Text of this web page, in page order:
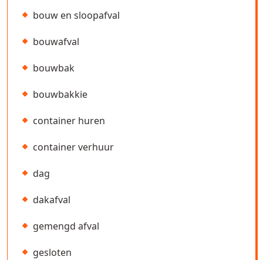
bouw en sloopafval
bouwafval
bouwbak
bouwbakkie
container huren
container verhuur
dag
dakafval
gemengd afval
gesloten